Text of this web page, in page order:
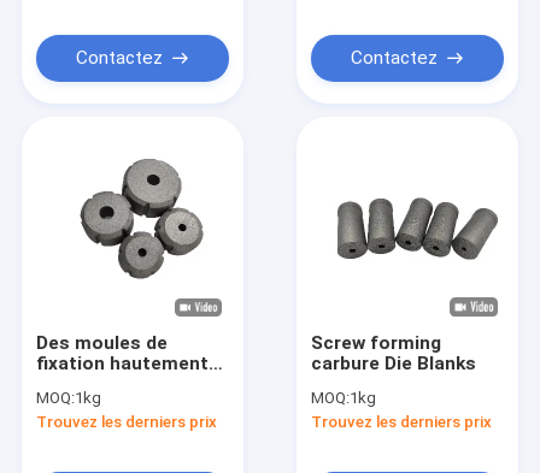
Contactez Contactez
Des moules de
fixation hautement
personnalisables
pour une longue
MOQ:1kg
Trouvez les derniers prix
Screw forming
carbure Die Blanks
MOQ:1kg
Trouvez les derniers prix